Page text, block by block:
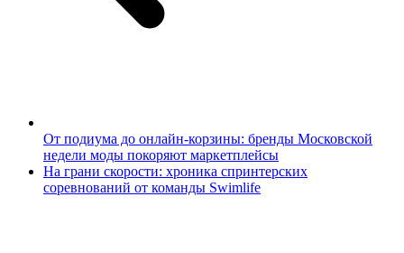
От подиума до онлайн-корзины: бренды Московской
недели моды покоряют маркетплейсы
На грани скорости: хроника спринтерских
соревнований от команды Swimlife